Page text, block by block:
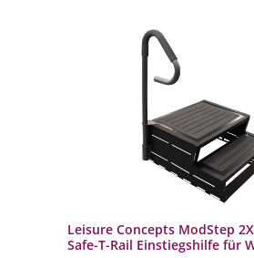
Leisure Concepts ModStep
Safe-T-Rail Einstiegshilfe für